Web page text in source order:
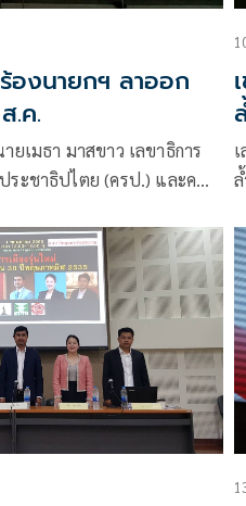
องนายกฯ ลาออก
.ค.
เมธา มาสขาว เลขาธิการ
ะชาธิปไตย (ครป.) และคณะ
ต้องลาออกจากตำแหน่งนายก